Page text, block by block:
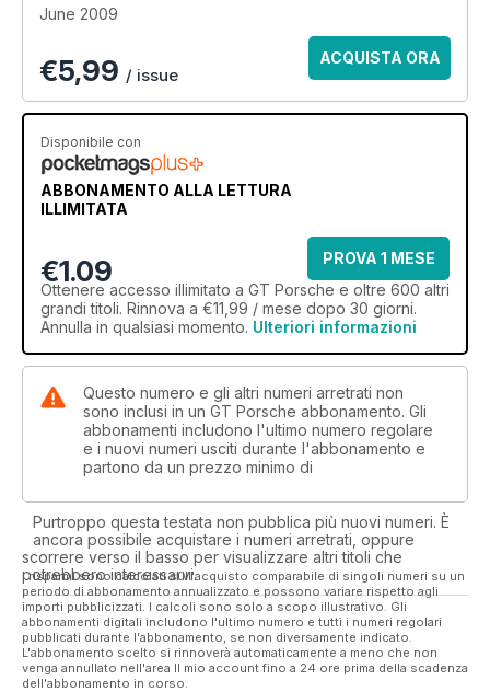
June 2009
€5,99 / issue
ACQUISTA ORA
Disponibile con
ABBONAMENTO ALLA LETTURA
ILLIMITATA
€1.09
PROVA 1 MESE
Ottenere accesso illimitato a GT Porsche e oltre 600 altri
grandi titoli. Rinnova a €11,99 / mese dopo 30 giorni.
Annulla in qualsiasi momento. Ulteriori informazioni
Questo numero e gli altri numeri arretrati non
sono inclusi in un GT Porsche abbonamento. Gli
abbonamenti includono l'ultimo numero regolare
e i nuovi numeri usciti durante l'abbonamento e
partono da un prezzo minimo di
Purtroppo questa testata non pubblica più nuovi numeri. È
ancora possibile acquistare i numeri arretrati, oppure
scorrere verso il basso per visualizzare altri titoli che
potrebbero interessarvi.
I risparmi sono calcolati sull'acquisto comparabile di singoli numeri su un
periodo di abbonamento annualizzato e possono variare rispetto agli
importi pubblicizzati. I calcoli sono solo a scopo illustrativo. Gli
abbonamenti digitali includono l'ultimo numero e tutti i numeri regolari
pubblicati durante l'abbonamento, se non diversamente indicato.
L'abbonamento scelto si rinnoverà automaticamente a meno che non
venga annullato nell'area Il mio account fino a 24 ore prima della scadenza
dell'abbonamento in corso.